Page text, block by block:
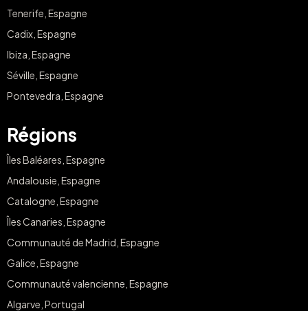
Tenerife, Espagne
Cadix, Espagne
Ibiza, Espagne
Séville, Espagne
Pontevedra, Espagne
Régions
Îles Baléares, Espagne
Andalousie, Espagne
Catalogne, Espagne
Îles Canaries, Espagne
Communauté de Madrid, Espagne
Galice, Espagne
Communauté valencienne, Espagne
Algarve, Portugal